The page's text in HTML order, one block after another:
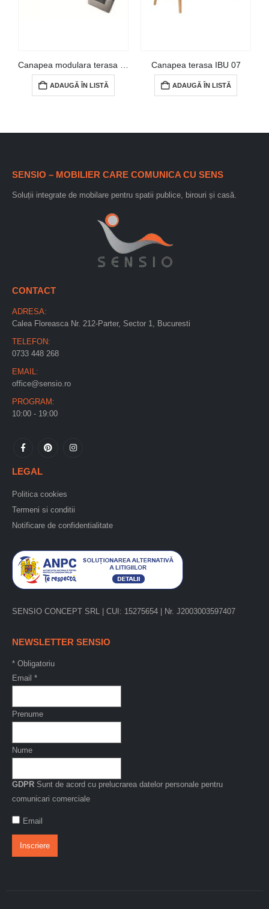
ADAUGĂ ÎN LISTĂ
Canapea terasa IBU 07
ADAUGĂ ÎN LISTĂ
SENSIO – MOBILIER CARE COMUNICA CU SENS
Soluții integrate de mobilare pentru spatii publice, birouri și casă.
CONTACT
ADRESA:
Calea Floreasca Nr. 212-Parter, Sector 1, Bucuresti
TELEFON:
0733 448 268
EMAIL:
office@sensio.ro
PROGRAM:
10:00 - 19:00
LEGAL
Politica cookies
Termeni si conditii
Notificare de confidentialitate
SENSIO CONCEPT SRL | CUI: 15275654 | Nr. J2003003597407
NEWSLETTER SENSIO
* Obligatoriu
Email *
Prenume
Nume
GDPR Sunt de acord cu prelucrarea datelor personale pentru
comunicari comerciale
Email